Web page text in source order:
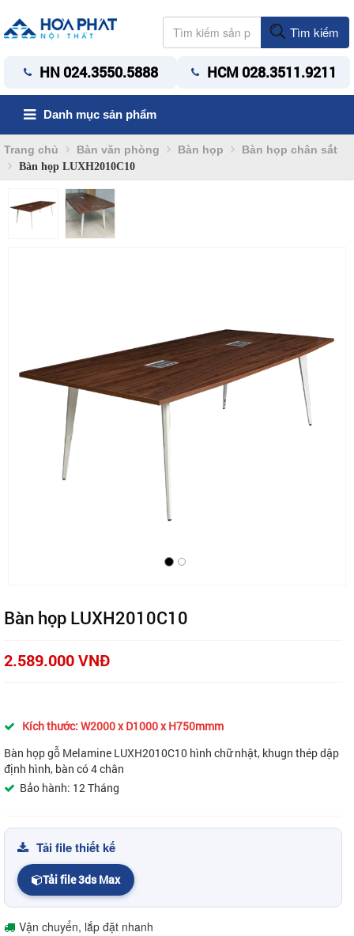
Tìm kiếm
HN 024.3550.5888 HCM 028.3511.9211
Danh mục sản phẩm
Trang chủ Bàn văn phòng Bàn họp Bàn họp chân sắt
Bàn họp LUXH2010C10
Bàn họp LUXH2010C10
2.589.000 VNĐ
Kích thước: W2000 x D1000 x H750mmm
Bàn họp gỗ Melamine LUXH2010C10 hình chữ nhật, khugn thép dập
định hình, bàn có 4 chân
Bảo hành: 12 Tháng
Tải file thiết kế
Tải file 3ds Max
Vận chuyển, lắp đặt nhanh